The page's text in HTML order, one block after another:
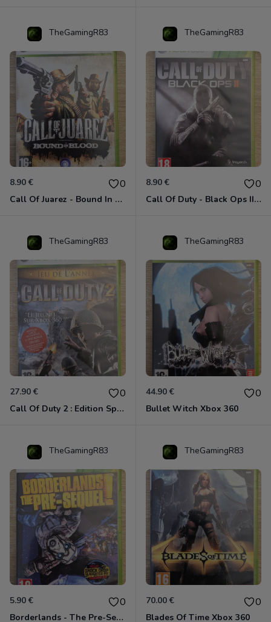
TheGamingR83
8.90 € 0
Call Of Juarez - Bound In Blood Xbox 360
TheGamingR83
8.90 € 0
Call Of Duty - Black Ops II Xbox 360
TheGamingR83
27.90 € 0
Call Of Duty 2 : Edition Spéciale Xbox 360 GOTY
TheGamingR83
44.90 € 0
Bullet Witch Xbox 360
TheGamingR83
5.90 € 0
Borderlands - The Pre-Sequel ! Xbox 360
TheGamingR83
70.00 € 0
Blades Of Time Xbox 360